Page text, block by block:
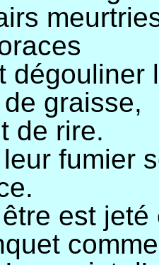
dégouliner
graisse,
de rire.
fumier
est jeté